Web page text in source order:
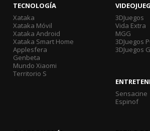
TECNOLOGÍA
Xataka
Xataka Móvil
Xataka Android
Xataka Smart Home
Applesfera
Genbeta
Mundo Xiaomi
Territorio S
3DJuegos
Vida Extra
MGG
3DJuegos
3DJuegos
Sensacine
Espinof